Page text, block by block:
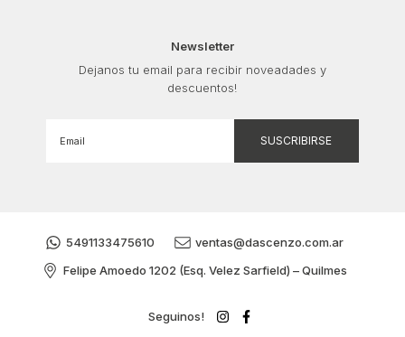
Newsletter
Dejanos tu email para recibir noveadades y
descuentos!
5491133475610
ventas@dascenzo.com.ar
Felipe Amoedo 1202 (Esq. Velez Sarfield) – Quilmes
Seguinos!